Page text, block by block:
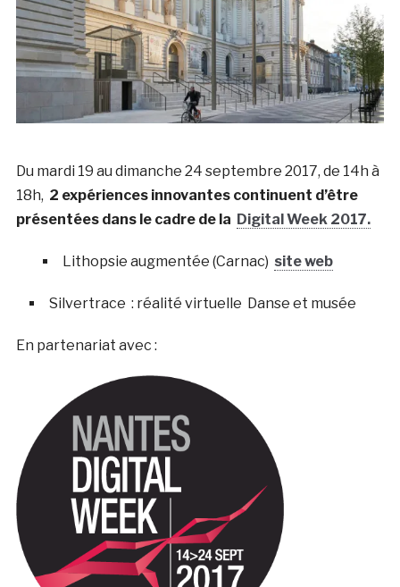
Du mardi 19 au dimanche 24 septembre 2017, de 14h à
18h, 2 expériences innovantes continuent d’être
présentées dans le cadre de la Digital Week 2017.
Lithopsie augmentée (Carnac) site web
Silvertrace : réalité virtuelle Danse et musée
En partenariat avec :